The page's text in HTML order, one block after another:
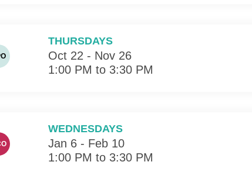
THURSDAYS
Oct 22 - Nov 26
1:00 PM to 3:30 PM
WEDNESDAYS
Jan 6 - Feb 10
1:00 PM to 3:30 PM